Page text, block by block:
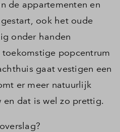
de appartementen en
ook het oude
onder handen
popcentrum
gaat vestigen een
er meer natuurlijk
dat is wel zo prettig.